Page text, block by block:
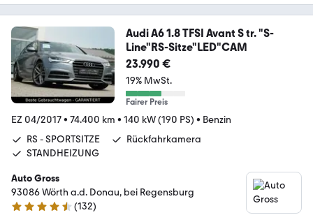
Audi A6 1.8 TFSI Avant S tr. "S-
Line"RS-Sitze"LED"CAM
23.990 €
19% MwSt.
Fairer Preis
EZ 04/2017• 74.400 km • 140 kW (190 PS) • Benzin
RS - SPORTSITZE
Rückfahrkamera
STANDHEIZUNG
Auto Gross
93086 Wörth a.d. Donau, bei Regensburg
4.6 Sterne
(132)